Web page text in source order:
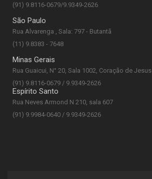
(91) 9.8116-0679/9.9349-2626
São Paulo
Rua Alvarenga , Sala: 797 - Butantã
(11) 9.8383 - 7648
Minas Gerais
Rua Guaicui, N° 20, Sala 1002, Coração de Jesus
(91) 9.8116-0679 / 9.9349-2626
Espírito Santo
Rua Neves Armond N 210, sala 607
(91) 9.9984-0640 / 9.9349-2626